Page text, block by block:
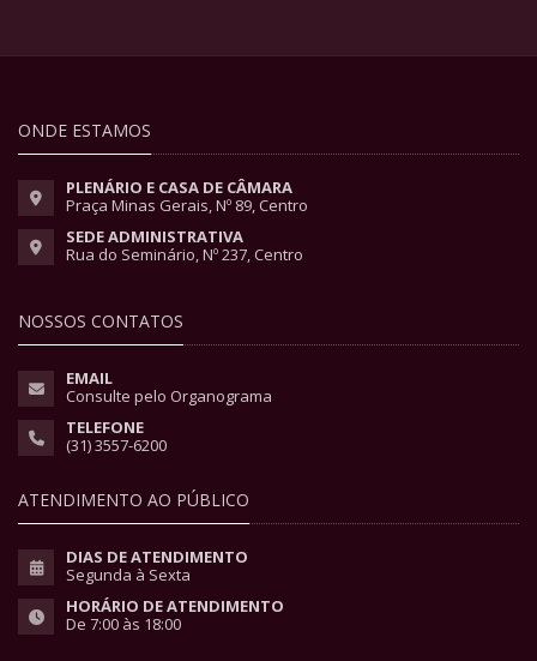
ONDE ESTAMOS
PLENÁRIO E CASA DE CÂMARA
Praça Minas Gerais, Nº 89, Centro
SEDE ADMINISTRATIVA
Rua do Seminário, Nº 237, Centro
NOSSOS CONTATOS
EMAIL
Consulte pelo Organograma
TELEFONE
(31) 3557-6200
ATENDIMENTO AO PÚBLICO
DIAS DE ATENDIMENTO
Segunda à Sexta
HORÁRIO DE ATENDIMENTO
De 7:00 às 18:00